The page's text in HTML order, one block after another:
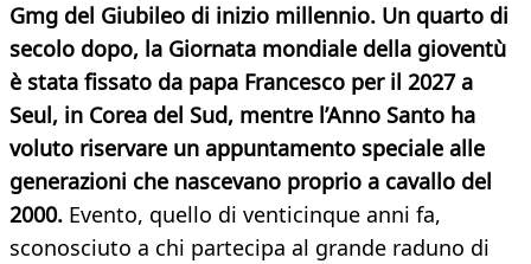
Gmg del Giubileo di inizio millennio. Un quarto di
secolo dopo, la Giornata mondiale della gioventù
è stata fissato da papa Francesco per il 2027 a
Seul, in Corea del Sud, mentre l’Anno Santo ha
voluto riservare un appuntamento speciale alle
generazioni che nascevano proprio a cavallo del
2000. Evento, quello di venticinque anni fa,
sconosciuto a chi partecipa al grande raduno di